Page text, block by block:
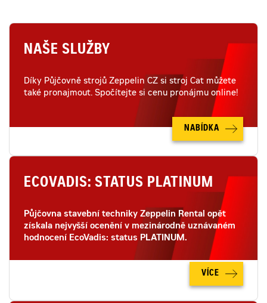
NAŠE SLUŽBY
Díky Půjčovně strojů Zeppelin CZ si stroj Cat můžete
také pronajmout. Spočítejte si cenu pronájmu online!
NABÍDKA
ECOVADIS: STATUS PLATINUM
Půjčovna stavební techniky Zeppelin Rental opět
získala nejvyšší ocenění v mezinárodně uznávaném
hodnocení EcoVadis: status PLATINUM.
VÍCE